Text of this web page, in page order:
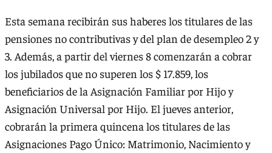
Esta semana recibirán sus haberes los titulares de las
pensiones no contributivas y del plan de desempleo 2 y
3. Además, a partir del viernes 8 comenzarán a cobrar
los jubilados que no superen los $ 17.859, los
beneficiarios de la Asignación Familiar por Hijo y
Asignación Universal por Hijo. El jueves anterior,
cobrarán la primera quincena los titulares de las
Asignaciones Pago Único: Matrimonio, Nacimiento y